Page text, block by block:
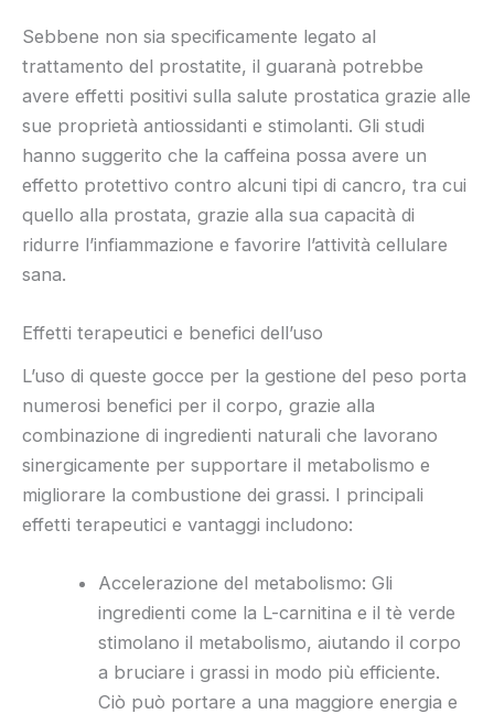
Sebbene non sia specificamente legato al
trattamento del prostatite, il guaranà potrebbe
avere effetti positivi sulla salute prostatica grazie alle
sue proprietà antiossidanti e stimolanti. Gli studi
hanno suggerito che la caffeina possa avere un
effetto protettivo contro alcuni tipi di cancro, tra cui
quello alla prostata, grazie alla sua capacità di
ridurre l’infiammazione e favorire l’attività cellulare
sana.
Effetti terapeutici e benefici dell’uso
L’uso di queste gocce per la gestione del peso porta
numerosi benefici per il corpo, grazie alla
combinazione di ingredienti naturali che lavorano
sinergicamente per supportare il metabolismo e
migliorare la combustione dei grassi. I principali
effetti terapeutici e vantaggi includono:
Accelerazione del metabolismo: Gli
ingredienti come la L-carnitina e il tè verde
stimolano il metabolismo, aiutando il corpo
a bruciare i grassi in modo più efficiente.
Ciò può portare a una maggiore energia e